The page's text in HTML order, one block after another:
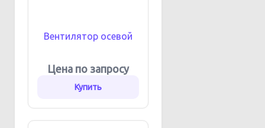
Вентилятор осевой
Цена по запросу
Купить